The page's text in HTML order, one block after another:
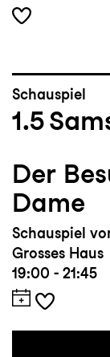
Schauspiel
1.5
Der
Dame
Schauspiel
Grosses Haus
19:00 - 21:45